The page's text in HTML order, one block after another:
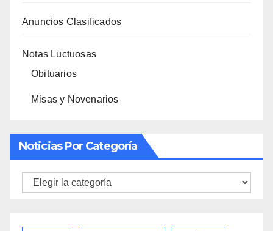
Anuncios Clasificados
Notas Luctuosas
Obituarios
Misas y Novenarios
Noticias Por Categoría
Noticias